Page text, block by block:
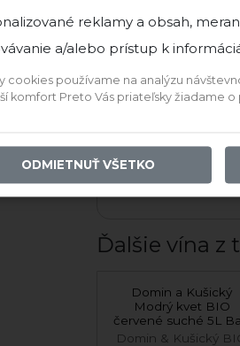
Cuvée Červené 2015 Cuvée Červené
PRIDAŤ DO KOŠÍKA
Ďalšie vína z
Domin a Kušický
Modrý kvet BIO
červené suché 5L
in Box
Domin & Kušický
reklamy a obsah,
a/alebo prístup k
cookies používame na analýzu
komfort Preto Vás priateľsky žiadame
ODMIETNUŤ VŠETKO